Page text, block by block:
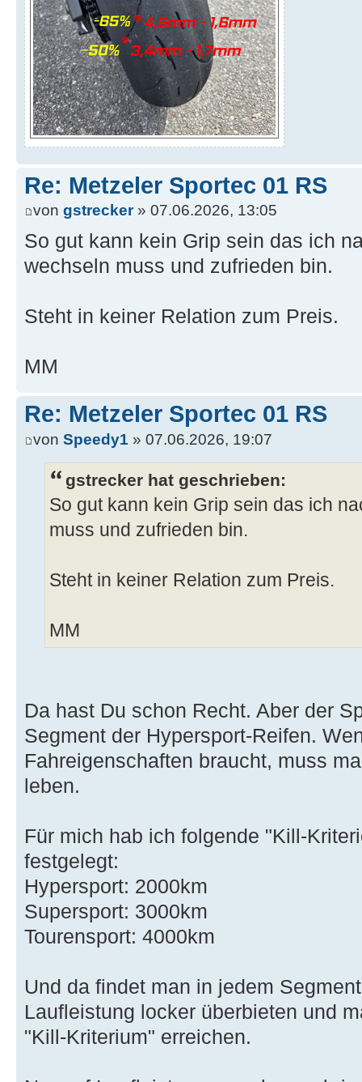
Re: Metzeler Sportec 01 RS
von gstrecker» 07.06.2026, 13:05
So gut kann kein Grip sein das ich
wechseln muss und zufrieden bin.
Steht in keiner Relation zum Preis.
MM
Re: Metzeler Sportec 01 RS
von Speedy1 » 07.06.2026, 19:07
gstrecker hat geschrieben:
So gut kann kein Grip sein das ich
muss und zufrieden bin.
Steht in keiner Relation zum Preis.
MM
Da hast Du schon Recht. Aber der
Segment der Hypersport-Reifen.
Fahreigenschaften braucht, muss
leben.
Für mich hab ich folgende "Kill-
festgelegt:
Hypersport: 2000km
Supersport: 3000km
Tourensport: 4000km
Und da findet man in jedem
Laufleistung locker überbieten und
"Kill-Kriterium" erreichen.